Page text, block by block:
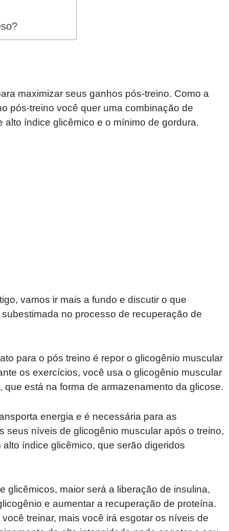
maximizar seus ganhos pós-treino. Como a
pós-treino você quer uma combinação de
alto índice glicêmico e o mínimo de gordura.
vamos ir mais a fundo e discutir o que
no processo de recuperação de
para o pós treino é repor o glicogênio muscular
os exercícios, você usa o glicogênio muscular
está na forma de armazenamento da glicose.
energia e é necessária para as
seus níveis de glicogênio muscular após o treino,
índice glicêmico, que serão digeridos
glicêmicos, maior será a liberação de insulina,
e aumentar a recuperação de proteína.
treinar, mais você irá esgotar os níveis de